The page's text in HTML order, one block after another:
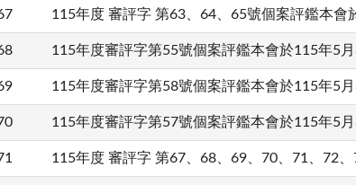
115年度 審評字 第63、64、65號個案評鑑本會
115年度審評字第55號個案評鑑本會於115年5
115年度審評字第58號個案評鑑本會於115年5
115年度審評字第57號個案評鑑本會於115年5
115年度 審評字 第67、68、69、70、71、72